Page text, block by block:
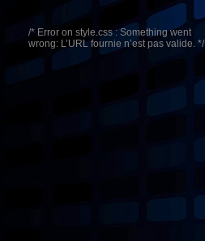
/* Error on style.css : Something went
wrong: L’URL fournie n’est pas valide. */